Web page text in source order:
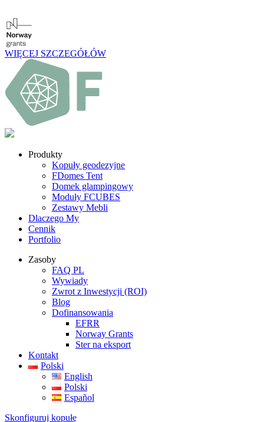
WIĘCEJ SZCZEGÓŁÓW
Produkty
Kopuły geodezyjne
FDomes Tent
Domek glampingowy
Moduły FCUBES
Zestawy Mebli
Dlaczego My
Cennik
Portfolio
Zasoby
FAQ PL
Wywiady
Zwrot z Inwestycji (ROI)
Blog
Dofinansowania
EFRR
Norway Grants
Ster na eksport
Kontakt
Polski
English
Polski
Español
Skonfiguruj kopułę